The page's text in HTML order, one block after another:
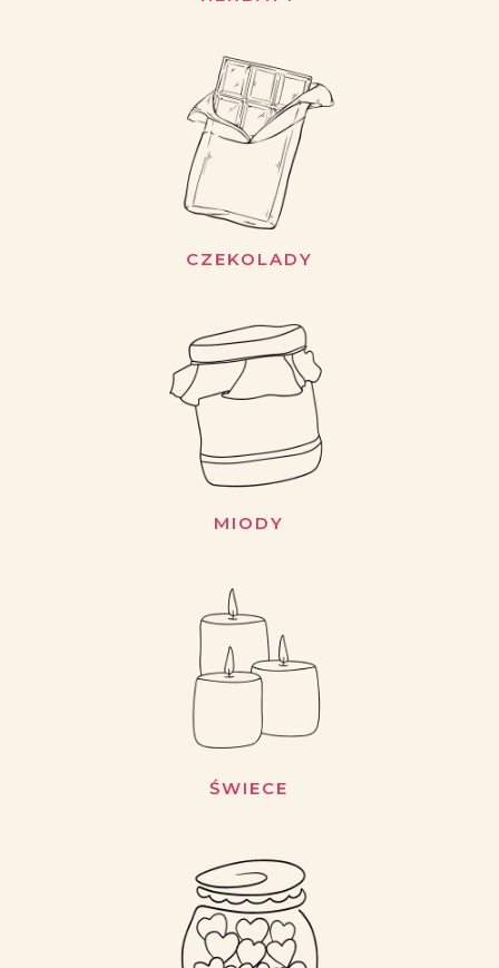
CZEKOLADY
MIODY
ŚWIECE